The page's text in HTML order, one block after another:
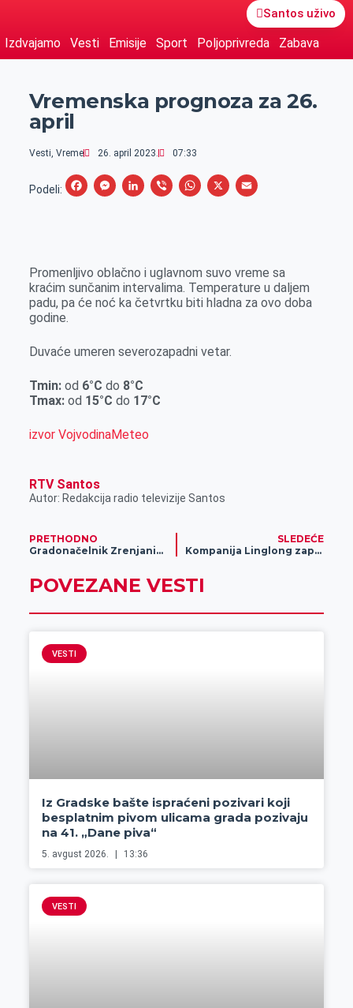
Santos uživo
Izdvajamo Vesti Emisije Sport Poljoprivreda Zabava
Vremenska prognoza za 26.
april
Vesti, Vreme 26. april 2023. 07:33
Podeli:
F
b
o
M
e
n
L
e
d
V
r
W
s
A
X
E
l
Promenljivo oblačno i uglavnom suvo vreme sa
kraćim sunčanim intervalima. Temperature u daljem
padu, pa će noć ka četvrtku biti hladna za ovo doba
godine.
Duvaće umeren severozapadni vetar.
Tmin:od 6°C do 8°C
Tmax: od 15°C do 17°C
izvor VojvodinaMeteo
RTV Santos
Autor: Redakcija radio televizije Santos
PRETHODNO
Gradonačelnik Zrenjanina Simo Salapura posetio fabriku Ling Long
SLEDEĆE
Kompanija Linglong zapošljava
POVEZANE VESTI
VESTI
Iz Gradske bašte ispraćeni pozivari koji
besplatnim pivom ulicama grada pozivaju
na 41. „Dane piva“
5. avgust 2026. 13:36
VESTI